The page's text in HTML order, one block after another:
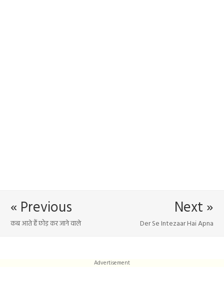
Next »
Der Se Intezaar Hai Apna
« Previous
कब आते हैं छोड़ कर जाने वाले
Advertisement